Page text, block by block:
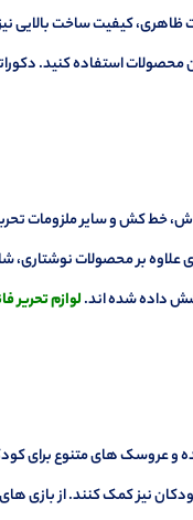
ظاهری، کیفیت ساخت بالایی
محصولات استفاده کنید.
خط کش و سایر ملزومات
علاوه بر محصولات
داده شده اند.لوازم تحریر
و عروسک های متنوع برای
نیز کمک کنند. از بازی